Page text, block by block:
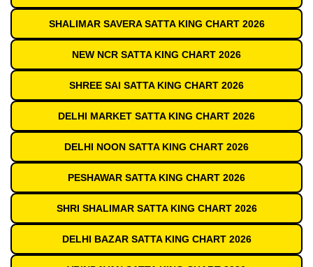
SHALIMAR SAVERA SATTA KING CHART 2026
NEW NCR SATTA KING CHART 2026
SHREE SAI SATTA KING CHART 2026
DELHI MARKET SATTA KING CHART 2026
DELHI NOON SATTA KING CHART 2026
PESHAWAR SATTA KING CHART 2026
SHRI SHALIMAR SATTA KING CHART 2026
DELHI BAZAR SATTA KING CHART 2026